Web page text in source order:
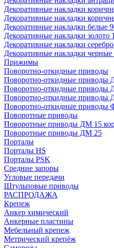
Декоративные накладки
Декоративные накладки
Декоративные накладки белые
Декоративные накладки золото
Декоративные накладки
Декоративные накладки черные
Прижимы
Поворотно-откидные приводы
Поворотно-откидные приводы
Поворотно-откидные приводы
Поворотно-откидные приводы
Поворотно-откидные приводы
Поворотные приводы
Поворотные приводы ДМ 15
Поворотные приводы ДМ 25
Порталы
Порталы HS
Порталы PSK
Средние запоры
Угловые передачи
Штульповые приводы
РАСПРОДАЖА
Крепеж
Анкер химический
Анкерные пластины
Мебельный крепеж
Метрический крепёж